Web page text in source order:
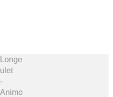
Longe
ulet
-
Animo